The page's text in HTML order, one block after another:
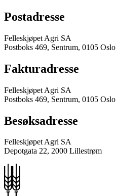
Postadresse
Felleskjøpet Agri SA
Postboks 469, Sentrum, 0105 Oslo
Fakturadresse
Felleskjøpet Agri SA
Postboks 469, Sentrum, 0105 Oslo
Besøksadresse
Felleskjøpet Agri SA
Depotgata 22, 2000 Lillestrøm